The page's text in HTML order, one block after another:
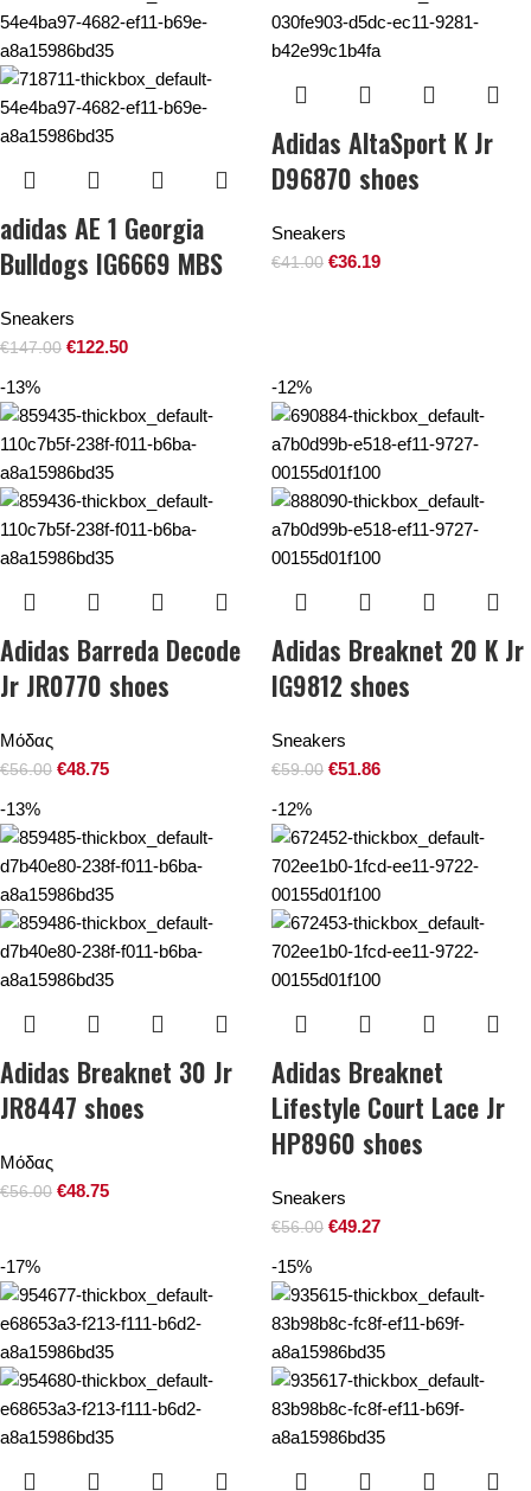
adidas AE 1 Georgia
Bulldogs IG6669 MBS
Sneakers
€147.00 €122.50
Adidas AltaSport K Jr
D96870 shoes
Sneakers
€41.00 €36.19
-13%
Adidas Barreda Decode
Jr JR0770 shoes
Μόδας
€56.00 €48.75
-12%
Adidas Breaknet 20 K Jr
IG9812 shoes
Sneakers
€59.00 €51.86
-13%
Adidas Breaknet 30 Jr
JR8447 shoes
Μόδας
€56.00 €48.75
-12%
Adidas Breaknet
Lifestyle Court Lace Jr
HP8960 shoes
Sneakers
€56.00 €49.27
-17%
-15%